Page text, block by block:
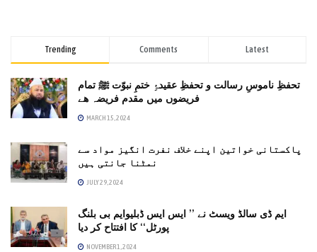
Trending Comments Latest
تحفظِ ناموسِ رسالت و تحفظِ عقیدۂِ ختمِ نبوّت ﷺ تمام
فریضوں میں مقدم فریضہ ھے
MARCH 15, 2024
پاکستانی خواتین اپنے خلاف نفرت انگیز مواد سے
نمٹنا جانتی ہیں
JULY 29, 2024
ایم ڈی سالڈ ویسٹ نے ’’ ایس ایس ڈبلیوایم بی بلنگ
پورٹل‘‘ کا افتتاح کر دیا
NOVEMBER 1, 2024